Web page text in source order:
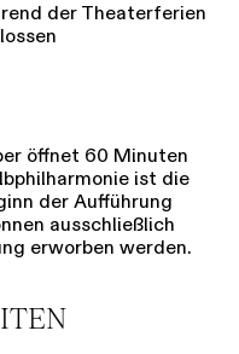
der Theaterferien
öffnet 60 Minuten
ist die
der Aufführung
ausschließlich
erworben werden.